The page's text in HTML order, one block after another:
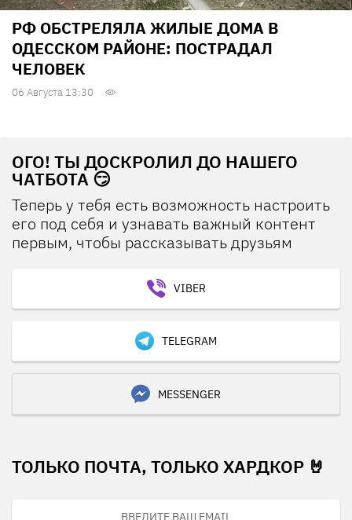
РФ ОБСТРЕЛЯЛА ЖИЛЫЕ ДОМА В
ОДЕССКОМ РАЙОНЕ: ПОСТРАДАЛ
ЧЕЛОВЕК
06 Августа 13:30
ОГО! ТЫ ДОСКРОЛИЛ ДО НАШЕГО
ЧАТБОТА 😏
Теперь у тебя есть возможность настроить
его под себя и узнавать важный контент
первым, чтобы рассказывать друзьям
VIBER
TELEGRAM
MESSENGER
ТОЛЬКО ПОЧТА, ТОЛЬКО ХАРДКОР 🤘